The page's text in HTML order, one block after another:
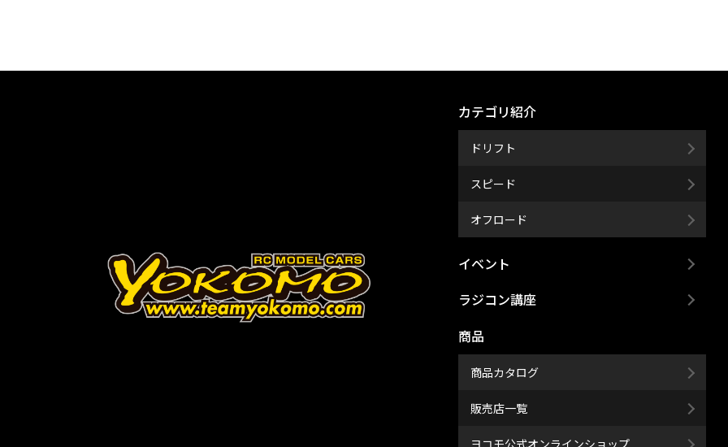
カテゴリ紹介
ドリフト
スピード
オフロード
イベント
ラジコン講座
商品
商品カタログ
販売店一覧
ヨコモ公式オンラインショップ